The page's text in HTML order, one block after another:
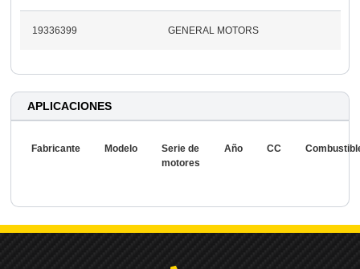
19336399 GENERAL MOTORS
APLICACIONES
Fabricante Modelo
Serie de
motores
Año CC